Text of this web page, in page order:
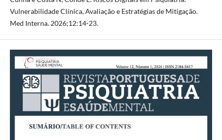
Vulnerabilidade Clínica, Avaliação e Estratégias de Mitigação.
Med Interna. 2026;12:14-23.